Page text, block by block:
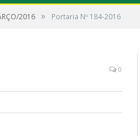
2016 » Portaria Nº 184-2016
0